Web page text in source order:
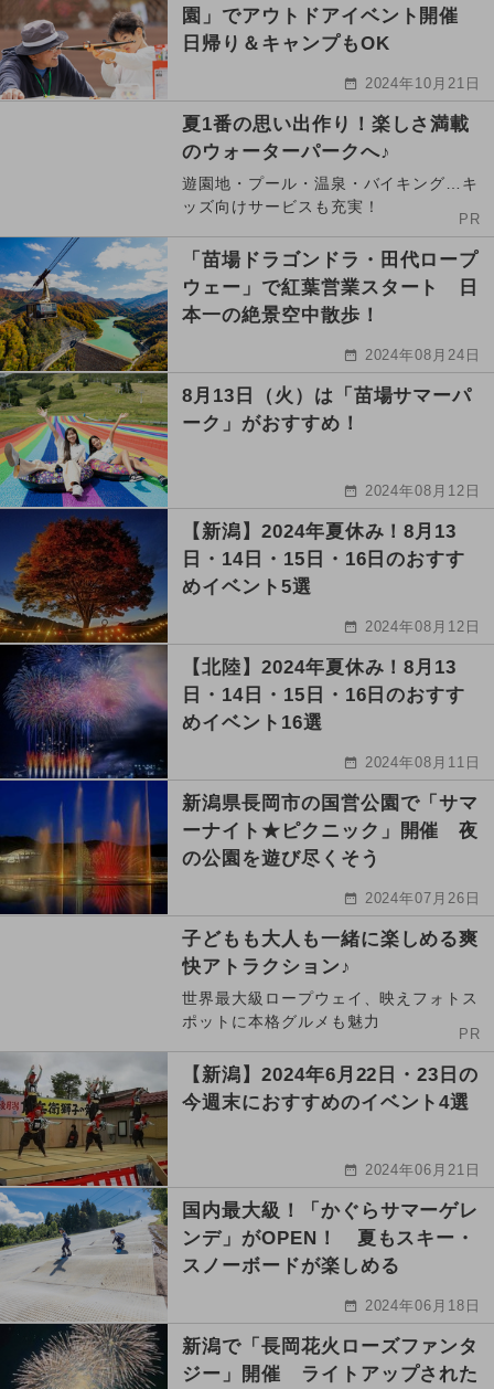
園」でアウトドアイベント開催
日帰り＆キャンプもOK
2024年10月21日
夏1番の思い出作り！楽しさ満載
のウォーターパークへ♪
遊園地・プール・温泉・バイキング…キ
ッズ向けサービスも充実！
PR
「苗場ドラゴンドラ・田代ロープ
ウェー」で紅葉営業スタート 日
本一の絶景空中散歩！
2024年08月24日
8月13日（火）は「苗場サマーパ
ーク」がおすすめ！
2024年08月12日
【新潟】2024年夏休み！8月13
日・14日・15日・16日のおすす
めイベント5選
2024年08月12日
【北陸】2024年夏休み！8月13
日・14日・15日・16日のおすす
めイベント16選
2024年08月11日
新潟県長岡市の国営公園で「サマ
ーナイト★ピクニック」開催 夜
の公園を遊び尽くそう
2024年07月26日
子どもも大人も一緒に楽しめる爽
快アトラクション♪
世界最大級ロープウェイ、映えフォトス
ポットに本格グルメも魅力
PR
【新潟】2024年6月22日・23日の
今週末におすすめのイベント4選
2024年06月21日
国内最大級！「かぐらサマーゲレ
ンデ」がOPEN！ 夏もスキー・
スノーボードが楽しめる
2024年06月18日
新潟で「長岡花火ローズファンタ
ジー」開催 ライトアップされた